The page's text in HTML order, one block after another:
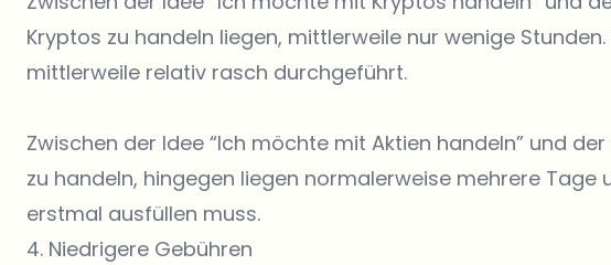
Kryptos zu handeln liegen, mittlerweile nur wenige
mittlerweile relativ rasch durchgeführt.
Zwischen der Idee “Ich möchte mit Aktien handeln” und
zu handeln, hingegen liegen normalerweise mehrere Tage
erstmal ausfüllen muss.
4. Niedrigere Gebühren